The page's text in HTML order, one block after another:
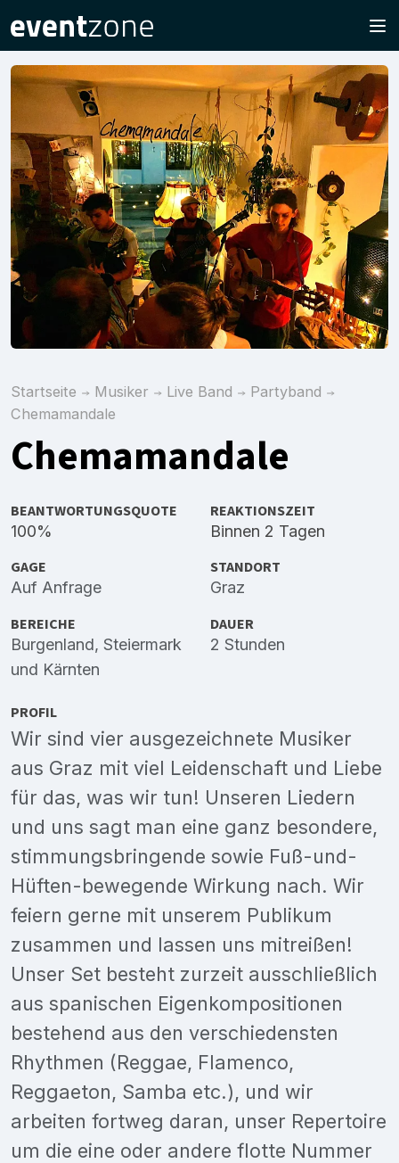
Startseite Musiker Live Band
Partyband
Chemamandale
Chemamandale
BEANTWORTUNGSQUOTE
100%
REAKTIONSZEIT
Binnen 2 Tagen
GAGE
Auf Anfrage
STANDORT
Graz
BEREICHE
Burgenland, Steiermark
und Kärnten
DAUER
2 Stunden
PROFIL
Wir sind vier ausgezeichnete Musiker
aus Graz mit viel Leidenschaft und Liebe
für das, was wir tun! Unseren Liedern
und uns sagt man eine ganz besondere,
stimmungsbringende sowie Fuß-und-
Hüften-bewegende Wirkung nach. Wir
feiern gerne mit unserem Publikum
zusammen und lassen uns mitreißen!
Unser Set besteht zurzeit ausschließlich
aus spanischen Eigenkompositionen
bestehend aus den verschiedensten
Rhythmen (Reggae, Flamenco,
Reggaeton, Samba etc.), und wir
arbeiten fortweg daran, unser Repertoire
um die eine oder andere flotte Nummer